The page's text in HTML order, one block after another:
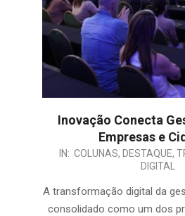
Inovação Conecta
Empresas e
IN: COLUNAS, DESTAQUE,
DIGITAL
A transformação digital da
consolidado como um dos